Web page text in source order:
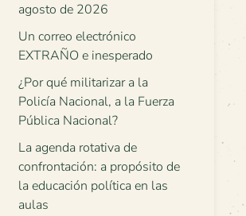
agosto de 2026
Un correo electrónico
EXTRAÑO e inesperado
¿Por qué militarizar a la
Policía Nacional, a la Fuerza
Pública Nacional?
La agenda rotativa de
confrontación: a propósito de
la educación política en las
aulas